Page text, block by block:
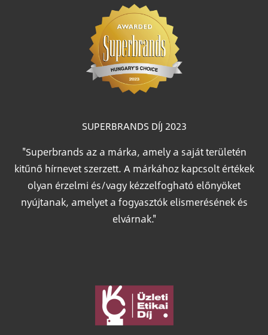
SUPERBRANDS DÍJ 2023
"Superbrands az a márka, amely a saját területén
kitűnő hírnevet szerzett. A márkához kapcsolt értékek
olyan érzelmi és/vagy kézzelfogható előnyöket
nyújtanak, amelyet a fogyasztók elismerésének és
elvárnak."